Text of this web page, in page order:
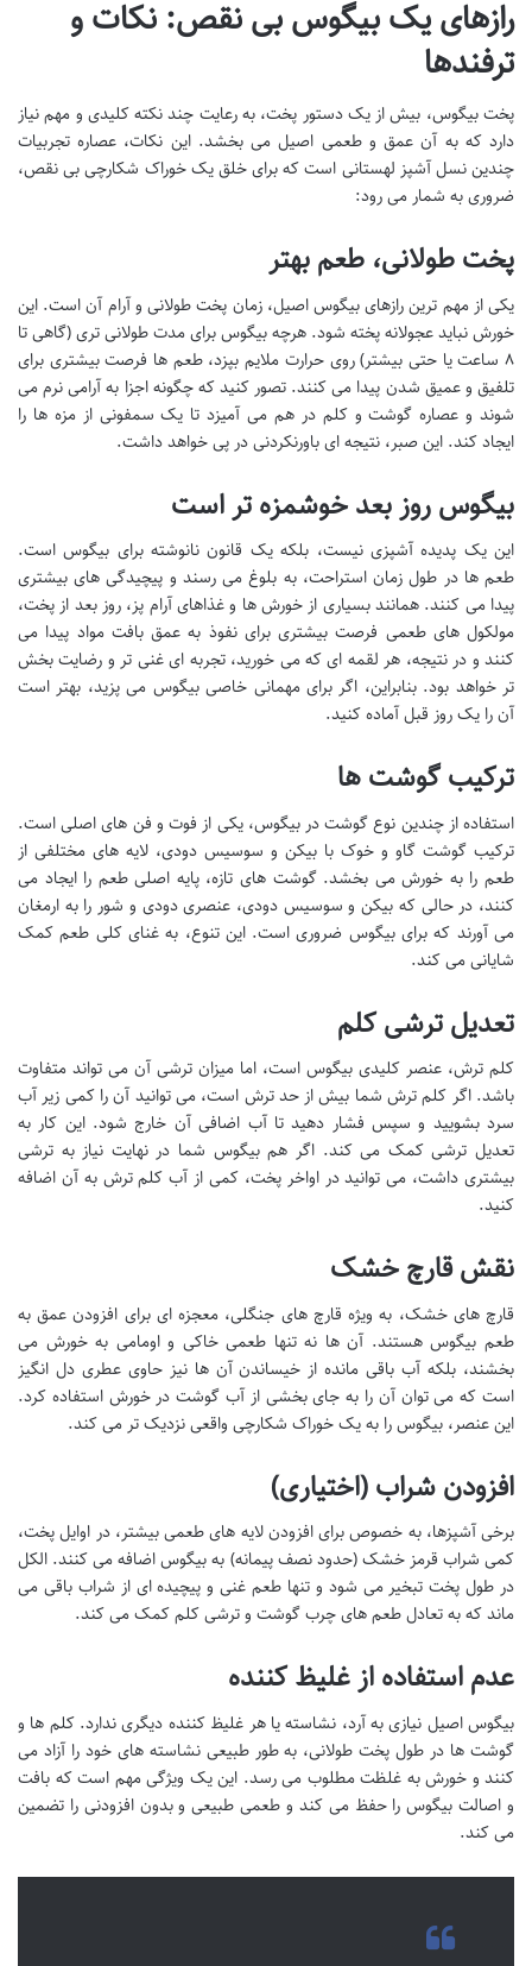
رازهای یک بیگوس بی نقص: نکات و
ترفندها
پخت بیگوس، بیش از یک دستور پخت، به رعایت چند نکته کلیدی و مهم نیاز
دارد که به آن عمق و طعمی اصیل می بخشد. این نکات، عصاره تجربیات
چندین نسل آشپز لهستانی است که برای خلق یک خوراک شکارچی بی نقص،
ضروری به شمار می رود:
پخت طولانی، طعم بهتر
یکی از مهم ترین رازهای بیگوس اصیل، زمان پخت طولانی و آرام آن است. این
خورش نباید عجولانه پخته شود. هرچه بیگوس برای مدت طولانی تری (گاهی تا
۸ ساعت یا حتی بیشتر) روی حرارت ملایم بپزد، طعم ها فرصت بیشتری برای
تلفیق و عمیق شدن پیدا می کنند. تصور کنید که چگونه اجزا به آرامی نرم می
شوند و عصاره گوشت و کلم در هم می آمیزد تا یک سمفونی از مزه ها را
ایجاد کند. این صبر، نتیجه ای باورنکردنی در پی خواهد داشت.
بیگوس روز بعد خوشمزه تر است
این یک پدیده آشپزی نیست، بلکه یک قانون نانوشته برای بیگوس است.
طعم ها در طول زمان استراحت، به بلوغ می رسند و پیچیدگی های بیشتری
پیدا می کنند. همانند بسیاری از خورش ها و غذاهای آرام پز، روز بعد از پخت،
مولکول های طعمی فرصت بیشتری برای نفوذ به عمق بافت مواد پیدا می
کنند و در نتیجه، هر لقمه ای که می خورید، تجربه ای غنی تر و رضایت بخش
تر خواهد بود. بنابراین، اگر برای مهمانی خاصی بیگوس می پزید، بهتر است
آن را یک روز قبل آماده کنید.
ترکیب گوشت ها
استفاده از چندین نوع گوشت در بیگوس، یکی از فوت و فن های اصلی است.
ترکیب گوشت گاو و خوک با بیکن و سوسیس دودی، لایه های مختلفی از
طعم را به خورش می بخشد. گوشت های تازه، پایه اصلی طعم را ایجاد می
کنند، در حالی که بیکن و سوسیس دودی، عنصری دودی و شور را به ارمغان
می آورند که برای بیگوس ضروری است. این تنوع، به غنای کلی طعم کمک
شایانی می کند.
تعدیل ترشی کلم
کلم ترش، عنصر کلیدی بیگوس است، اما میزان ترشی آن می تواند متفاوت
باشد. اگر کلم ترش شما بیش از حد ترش است، می توانید آن را کمی زیر آب
سرد بشویید و سپس فشار دهید تا آب اضافی آن خارج شود. این کار به
تعدیل ترشی کمک می کند. اگر هم بیگوس شما در نهایت نیاز به ترشی
بیشتری داشت، می توانید در اواخر پخت، کمی از آب کلم ترش به آن اضافه
کنید.
نقش قارچ خشک
قارچ های خشک، به ویژه قارچ های جنگلی، معجزه ای برای افزودن عمق به
طعم بیگوس هستند. آن ها نه تنها طعمی خاکی و اومامی به خورش می
بخشند، بلکه آب باقی مانده از خیساندن آن ها نیز حاوی عطری دل انگیز
است که می توان آن را به جای بخشی از آب گوشت در خورش استفاده کرد.
این عنصر، بیگوس را به یک خوراک شکارچی واقعی نزدیک تر می کند.
افزودن شراب (اختیاری)
برخی آشپزها، به خصوص برای افزودن لایه های طعمی بیشتر، در اوایل پخت،
کمی شراب قرمز خشک (حدود نصف پیمانه) به بیگوس اضافه می کنند. الکل
در طول پخت تبخیر می شود و تنها طعم غنی و پیچیده ای از شراب باقی می
ماند که به تعادل طعم های چرب گوشت و ترشی کلم کمک می کند.
عدم استفاده از غلیظ کننده
بیگوس اصیل نیازی به آرد، نشاسته یا هر غلیظ کننده دیگری ندارد. کلم ها و
گوشت ها در طول پخت طولانی، به طور طبیعی نشاسته های خود را آزاد می
کنند و خورش به غلظت مطلوب می رسد. این یک ویژگی مهم است که بافت
و اصالت بیگوس را حفظ می کند و طعمی طبیعی و بدون افزودنی را تضمین
می کند.